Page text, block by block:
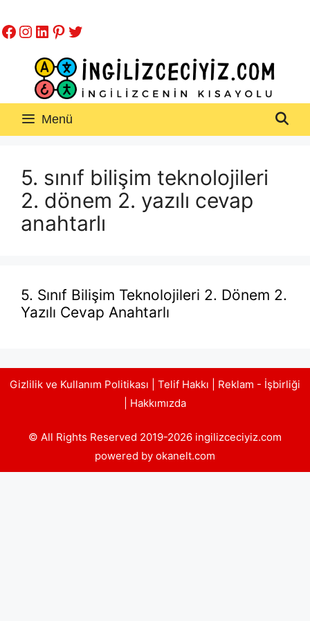
atla
Facebook
Instagram
LinkedIn
Pinterest
Twitter
Menü
5. sınıf bilişim teknolojileri
2. dönem 2. yazılı cevap
anahtarlı
5. Sınıf Bilişim Teknolojileri 2. Dönem 2.
Yazılı Cevap Anahtarlı
Gizlilik ve Kullanım Politikası Telif Hakkı
Reklam - İşbirliği
Hakkımızda
© All Rights Reserved 2019-2026 ingilizceciyiz.com
powered by okanelt.com